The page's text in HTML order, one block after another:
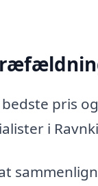
pris
i